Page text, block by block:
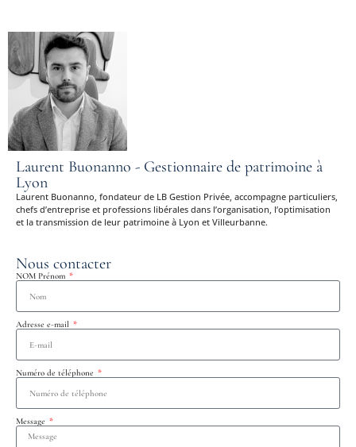
Laurent Buonanno - Gestionnaire de patrimoine à
Lyon
Laurent Buonanno, fondateur de LB Gestion Privée, accompagne particuliers,
chefs d’entreprise et professions libérales dans l’organisation, l’optimisation
et la transmission de leur patrimoine à Lyon et Villeurbanne.
Nous contacter
NOM Prénom
Adresse e-mail
Numéro de téléphone
Message